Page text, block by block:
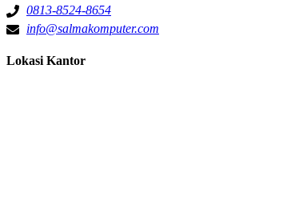
0813-8524-8654
info@salmakomputer.com
Lokasi Kantor